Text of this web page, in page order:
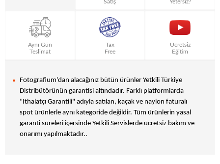
Satış
Yetersiz?
Aynı Gün
Teslimat
Tax
Free
Ücretsiz
Eğitim
Fotografium'dan alacağınız bütün ürünler Yetkili Türkiye
Distribütörünün garantisi altındadır. Farklı platformlarda
"Ithalatçı Garantili" adıyla satılan, kaçak ve naylon faturalı
spot ürünlerle aynı kategoride değildir. Tüm ürünlerin yasal
garanti süreleri içersinde Yetkili Servislerde ücretsiz bakım ve
onarımı yapılmaktadır..